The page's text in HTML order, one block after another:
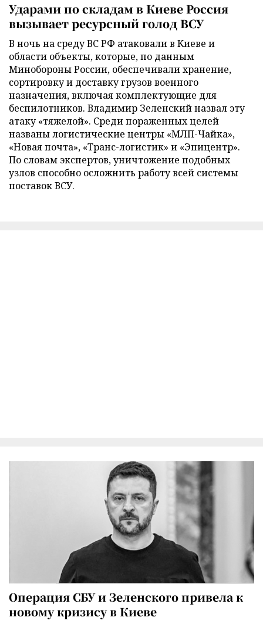
Ударами по складам в Киеве Россия
вызывает ресурсный голод ВСУ
В ночь на среду ВС РФ атаковали в Киеве и
области объекты, которые, по данным
Минобороны России, обеспечивали хранение,
сортировку и доставку грузов военного
назначения, включая комплектующие для
беспилотников. Владимир Зеленский назвал эту
атаку «тяжелой». Среди пораженных целей
названы логистические центры «МЛП-Чайка»,
«Новая почта», «Транс-логистик» и «Эпицентр».
По словам экспертов, уничтожение подобных
узлов способно осложнить работу всей системы
поставок ВСУ.
Операция СБУ и Зеленского привела к
новому кризису в Киеве